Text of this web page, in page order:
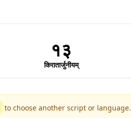
१३
किरातार्जुनीयम्
to choose another script or language.